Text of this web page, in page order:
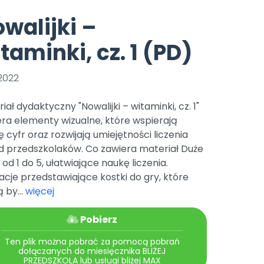
Archiwalne numery
Pomoc
Nowości
Promocje
czerwca 2024 r. uzyskała
r. Nr decyzji:
Online.
Bliżej Pieska
Pomoc zwierzętom
Książka (dla) Przedszkolaka
TikTok
Zobacz nas na TikToku
YouTube
–
cz. 1 (PD)
dydaktyczny "Nowalijki – witaminki, cz. 1"
elementy wizualne, które wspierają
cyfr oraz rozwijają umiejętności liczenia
przedszkolaków. Co zawiera materiał Duże
1 do 5, ułatwiające naukę liczenia.
przedstawiające kostki do gry, które
by... więcej
Pobierz
Ten plik można pobrać za pomocą pobrań
dołączanych do miesięcznika BLIŻEJ
PRZEDSZKOLA lub usługi bliżej MAX